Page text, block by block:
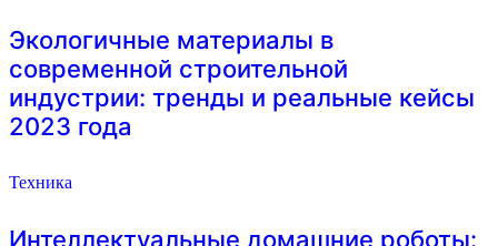
Экологичные материалы в
современной строительной
индустрии: тренды и реальные кейсы
2023 года
Техника
Интеллектуальные домашние роботы: